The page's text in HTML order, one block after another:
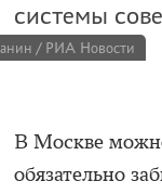
системы
/ РИА Новости
В Москве
обязательно